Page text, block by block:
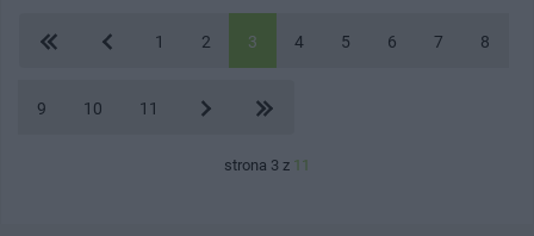
1 2 3 4 5 6 7 8
9 10 11
strona 3 z 11